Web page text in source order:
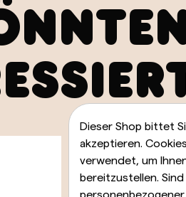
Dieser Shop bittet
akzeptieren.
verwendet, um
bereitzustellen.